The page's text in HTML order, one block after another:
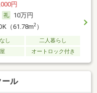
円
10万円
（61.78m2）
し
二人暮らし
オートロック付き
ール